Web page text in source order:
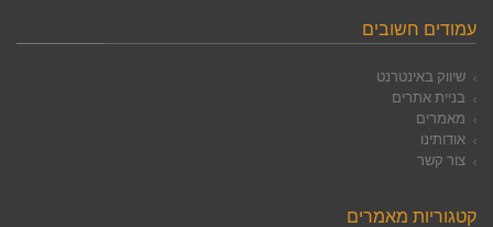
עמודים חשובים
שיווק באינטרנט
בניית אתרים
מאמרים
אודותינו
צור קשר
קטגוריות מאמרים